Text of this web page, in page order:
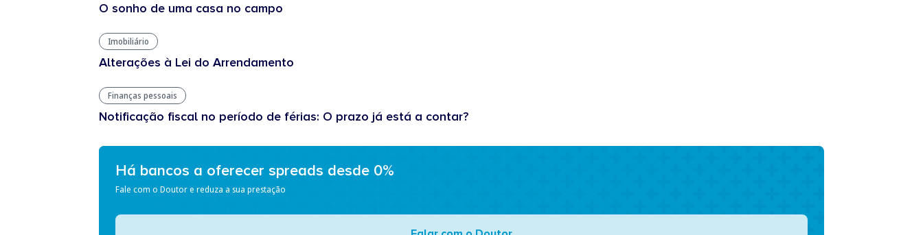
O sonho de uma casa no campo
Imobiliário
Alterações à Lei do Arrendamento
Finanças pessoais
Notificação fiscal no período de férias: O prazo já está a contar?
Há bancos a oferecer spreads desde 0%
Fale com o Doutor e reduza a sua prestação